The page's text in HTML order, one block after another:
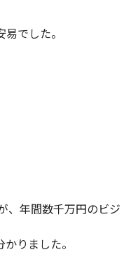
でした。
、年間数千万円のビジ
りました。